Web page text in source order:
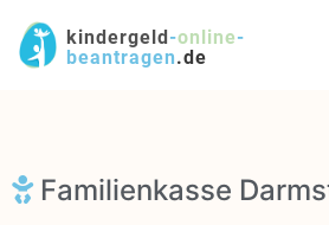
kindergeld-online-
beantragen.de
Familienkasse